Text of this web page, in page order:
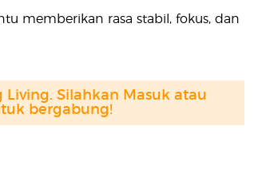
memberikan rasa stabil, fokus, dan
Silahkan Masuk atau
bergabung!